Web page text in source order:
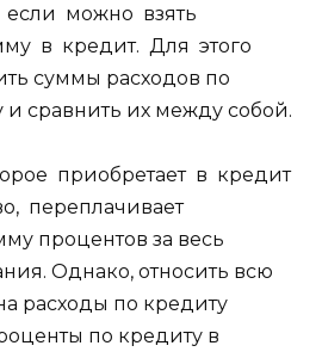
если можно взять
в кредит. Для этого
суммы расходов по
и сравнить их между собой.
приобретает в кредит
переплачивает
процентов за весь
Однако, относить всю
расходы по кредиту
по кредиту в